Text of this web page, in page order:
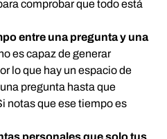
comprobar que todo está
entre una pregunta y una
es capaz de generar
lo que hay un espacio de
pregunta hasta que
notas que ese tiempo es